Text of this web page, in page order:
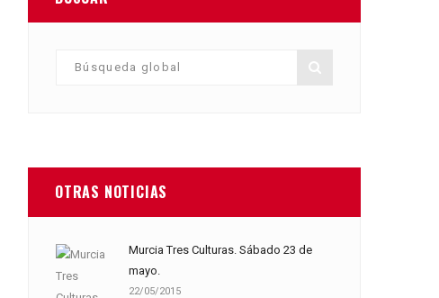
OTRAS NOTICIAS
Murcia Tres Culturas. Sábado 23 de
mayo.
22/05/2015